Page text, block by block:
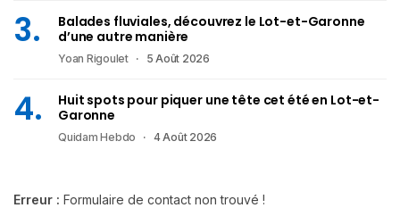
Balades fluviales, découvrez le Lot-et-Garonne
d’une autre manière
Yoan Rigoulet 5 Août 2026
Huit spots pour piquer une tête cet été en Lot-et-
Garonne
Quidam Hebdo 4 Août 2026
Erreur : Formulaire de contact non trouvé !